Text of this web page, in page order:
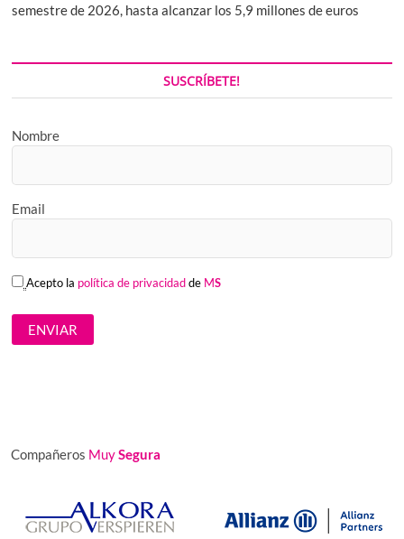
semestre de 2026, hasta alcanzar los 5,9 millones de euros
SUSCRÍBETE!
Nombre
Email
Acepto la política de privacidadde MS
Compañeros MuySegura